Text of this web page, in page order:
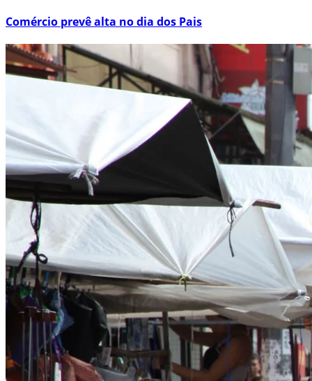
Comércio prevê alta no dia dos Pais